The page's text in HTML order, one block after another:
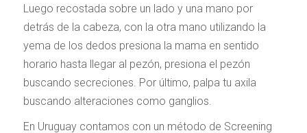
Luego recostada sobre un lado y una mano por
detrás de la cabeza, con la otra mano utilizando la
yema de los dedos presiona la mama en sentido
horario hasta llegar al pezón, presiona el pezón
buscando secreciones. Por último, palpa tu axila
buscando alteraciones como ganglios.
En Uruguay contamos con un método de Screening